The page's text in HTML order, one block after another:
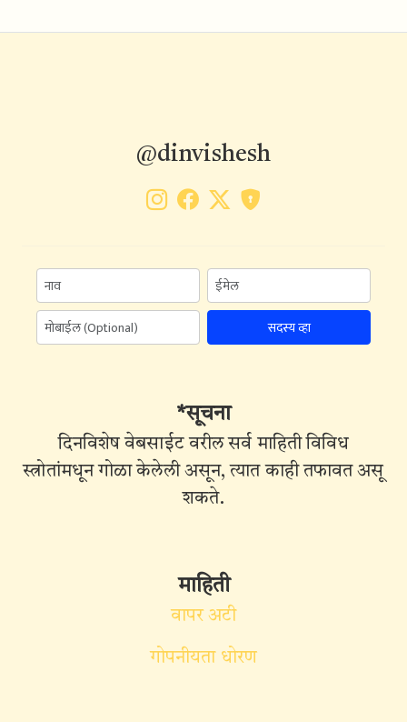
@dinvishesh
सदस्य व्हा
*सूचना
दिनविशेष वेबसाईट वरील सर्व माहिती विविध
स्त्रोतांमधून गोळा केलेली असून, त्यात काही तफावत असू
शकते.
माहिती
वापर अटी
गोपनीयता धोरण